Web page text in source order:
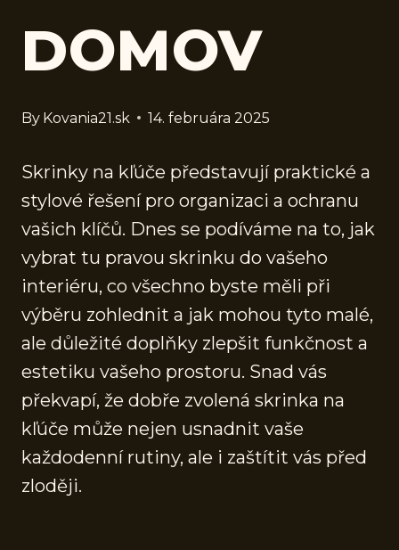
DOMOV
By Kovania21.sk 14. februára 2025
Skrinky na kľúče představují praktické a
stylové řešení pro organizaci a ochranu
vašich klíčů. Dnes se podíváme na to, jak
vybrat tu pravou skrinku do vašeho
interiéru, co všechno byste měli při
výběru zohlednit a jak mohou tyto malé,
ale důležité doplňky zlepšit funkčnost a
estetiku vašeho prostoru. Snad vás
překvapí, že dobře zvolená skrinka na
kľúče může nejen usnadnit vaše
každodenní rutiny, ale i zaštítit vás před
zloději.